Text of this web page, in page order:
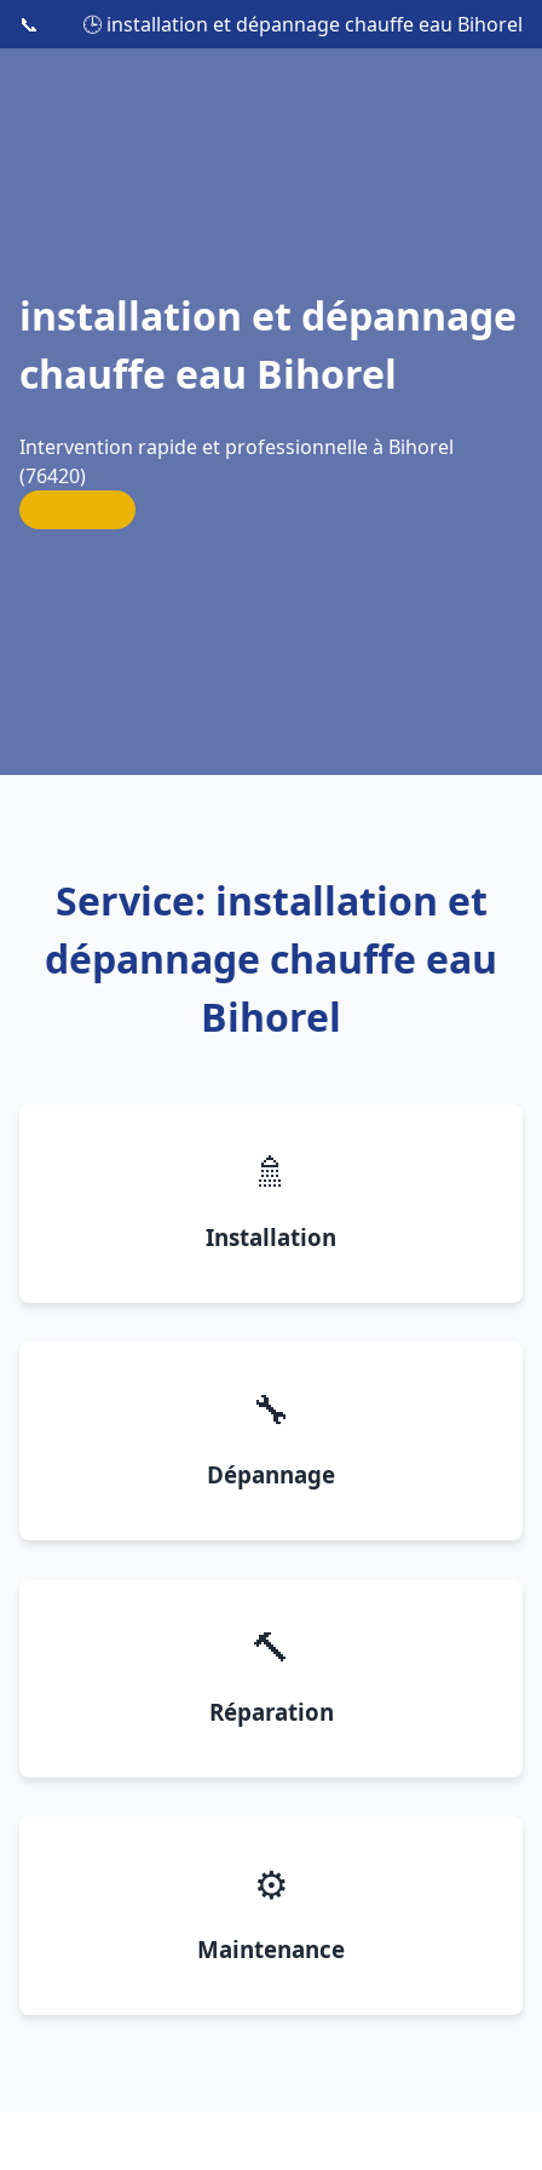
📞 🕒 installation et dépannage chauffe eau Bihorel
installation et dépannage
chauffe eau Bihorel
Intervention rapide et professionnelle à Bihorel
(76420)
Service: installation et
dépannage chauffe eau
Bihorel
🚿
Installation
🔧
Dépannage
🔨
Réparation
⚙️
Maintenance